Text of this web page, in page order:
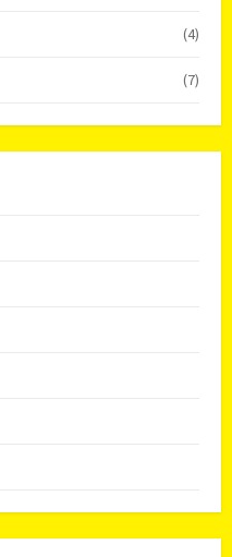
(4)
(7)